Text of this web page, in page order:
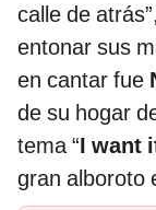
calle de
entonar sus
en cantar fue
de su hogar
tema “I want
gran alboroto